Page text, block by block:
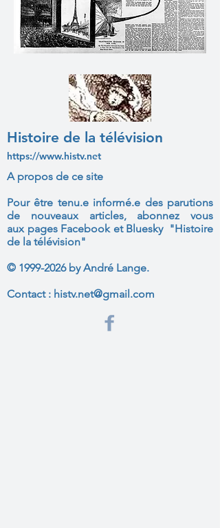
Histoire de la télévision
https://www.histv.net
A propos de ce site
Pour être tenu.e informé.e des parutions
de nouveaux articles, abonnez vous
aux pages Facebook et Bluesky "Histoire
de la télévision"
© 1999-2026by André Lange.
Contact : histv.net@gmail.com